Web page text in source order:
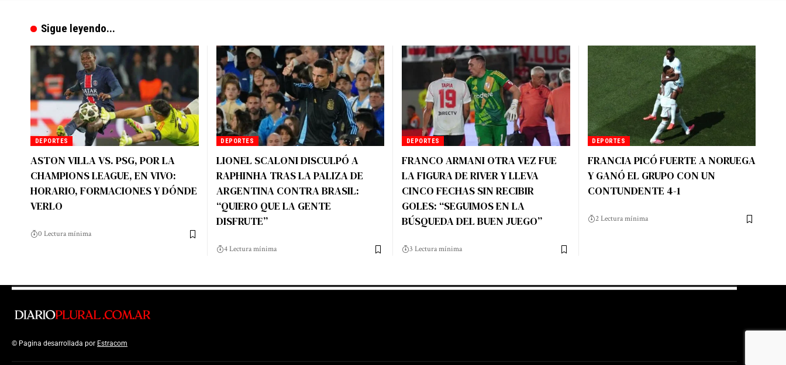
Sigue leyendo...
DEPORTES
ASTON VILLA VS. PSG, POR LA
CHAMPIONS LEAGUE, EN VIVO:
HORARIO, FORMACIONES Y DÓNDE
VERLO
0 Lectura mínima
DEPORTES
LIONEL SCALONI DISCULPÓ A
RAPHINHA TRAS LA PALIZA DE
ARGENTINA CONTRA BRASIL:
“QUIERO QUE LA GENTE
DISFRUTE”
4 Lectura mínima
DEPORTES
FRANCO ARMANI OTRA VEZ FUE
LA FIGURA DE RIVER Y LLEVA
CINCO FECHAS SIN RECIBIR
GOLES: “SEGUIMOS EN LA
BÚSQUEDA DEL BUEN JUEGO”
3 Lectura mínima
DEPORTES
FRANCIA PICÓ FUERTE A NORUEGA
Y GANÓ EL GRUPO CON UN
CONTUNDENTE 4-1
2 Lectura mínima
© Pagina desarrollada por Estracom